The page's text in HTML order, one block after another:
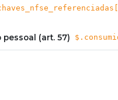
(art. 57)